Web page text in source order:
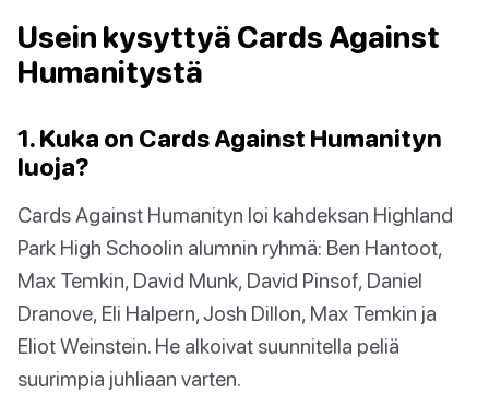
Usein kysyttyä Cards Against
Humanitystä
1. Kuka on Cards Against Humanityn
luoja?
Cards Against Humanityn loi kahdeksan Highland
Park High Schoolin alumnin ryhmä: Ben Hantoot,
Max Temkin, David Munk, David Pinsof, Daniel
Dranove, Eli Halpern, Josh Dillon, Max Temkin ja
Eliot Weinstein. He alkoivat suunnitella peliä
suurimpia juhliaan varten.